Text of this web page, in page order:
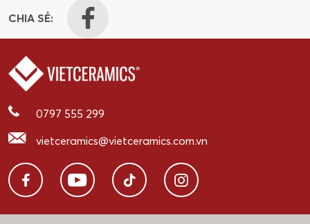
CHIA SẺ:
0797 555 299
vietceramics@vietceramics.com.vn